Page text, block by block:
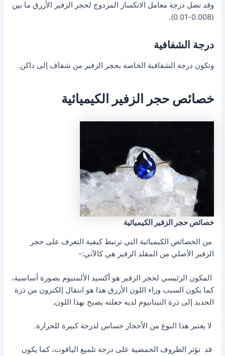
وقد تصل درجة معامل الانكسار المزدوج لحجر الزفير الأزرق ما بين
درجة الشفافية
وتكون درجة الشفافية الخاصة بحجر الزفير من شفاف إلى داكن.
خصائص حجر الزفير الكيميائية
خصائص حجر الزفير الكيميائية
من الخصائص الكيميائية التي ترتبط كيفية التعرف على حجر
الزفير الأصلي من المقلد الزفير هي كالآتي:-
المكون الرئيسي لحجر الزفير هو أكسيد الألمنيوم بصورة أساسية،
كما يكون السبب وراء اللون الأزرق هذا هو انتقال إلكترون من ذرة
الحديد إلى ذرة التيتانيوم لديه جعلته يصبح بهذا اللون.
لا يعتبر هذا النوع من الأحجار حساس لدرجة كبيرة للحرارة.
قد تؤثر الظروف الحمضية على درجة تلميع الياقوت، كما يكون